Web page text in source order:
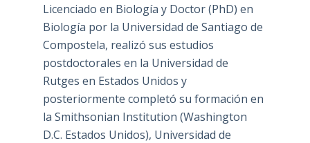
Licenciado en Biología y Doctor (PhD) en
Biología por la Universidad de Santiago de
Compostela, realizó sus estudios
postdoctorales en la Universidad de
Rutges en Estados Unidos y
posteriormente completó su formación en
la Smithsonian Institution (Washington
D.C. Estados Unidos), Universidad de